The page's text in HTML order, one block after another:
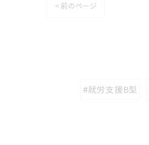
< 前のページ
#就労支援B型